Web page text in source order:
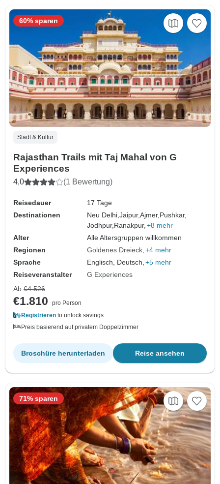
Stadt & Kultur
Rajasthan Trails mit Taj Mahal von G
Experiences
4,0 (1 Bewertung)
Reisedauer
17 Tage
Destinationen
Neu Delhi,Jaipur,Ajmer, Pushkar,
Jodhpur, Ranakpur, +8 mehr
Alter
Alle Altersgruppen willkommen
Regionen
Goldenes Dreieck +4 mehr
Sprache
Englisch, Deutsch, +5 mehr
Reiseveranstalter
G Experiences
60% sparen
Ab €4.526
€1.810
pro Person
Registrieren to unlock savings
Preis basierend auf privatem Doppelzimmer
Reise ansehen
Broschüre herunterladen
71% sparen